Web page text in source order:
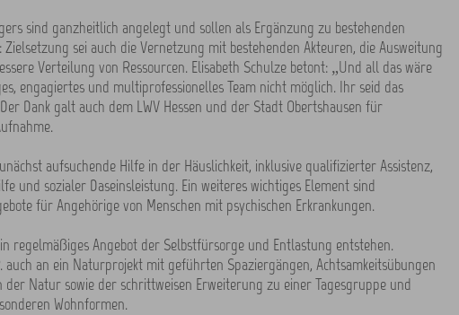
sind ganzheitlich angelegt und sollen als Ergänzung zu bestehenden
sei auch die Vernetzung mit bestehenden Akteuren, die Ausweitung
Verteilung von Ressourcen. Elisabeth Schulze betont: „Und all das wäre
engagiertes und multiprofessionelles Team nicht möglich. Ihr seid das
Der Dank galt auch dem LWV Hessen und der Stadt Obertshausen für
aufsuchende Hilfe in der Häuslichkeit, inklusive qualifizierter Assistenz,
und sozialer Daseinsleistung. Ein weiteres wichtiges Element sind
für Angehörige von Menschen mit psychischen Erkrankungen.
regelmäßiges Angebot der Selbstfürsorge und Entlastung entstehen.
auch an ein Naturprojekt mit geführten Spaziergängen, Achtsamkeitsübungen
Natur sowie der schrittweisen Erweiterung zu einer Tagesgruppe und
Wohnformen.